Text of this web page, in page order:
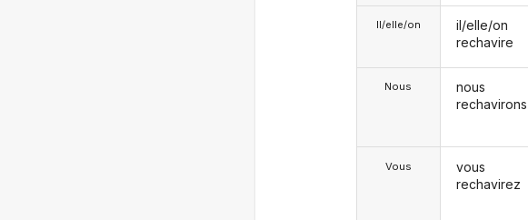
Il/elle/on
Nous
Vous
il/elle/on
rechavire
nous
rechavirons
vous
rechavirez